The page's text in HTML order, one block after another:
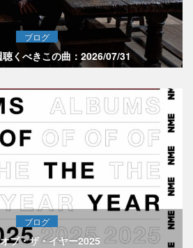
ブログ
くべきこの曲：2026/07/31
ブログ
ブ・ザ・イヤー2025